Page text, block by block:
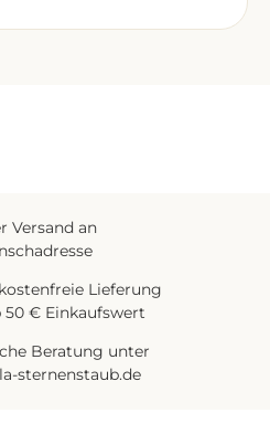
Versand an
Lieferung
50 € Einkaufswert
Beratung unter
sternenstaub.de